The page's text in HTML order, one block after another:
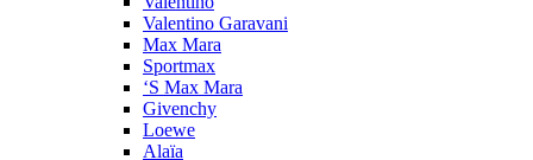
Valentino Garavani
Max Mara
Sportmax
‘S Max Mara
Givenchy
Loewe
Alaïa